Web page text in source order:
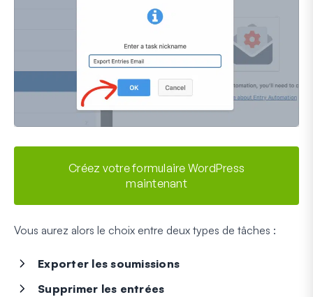
Créez votre formulaire WordPress
maintenant
Vous aurez alors le choix entre deux types de tâches :
Exporter les soumissions
Supprimer les entrées